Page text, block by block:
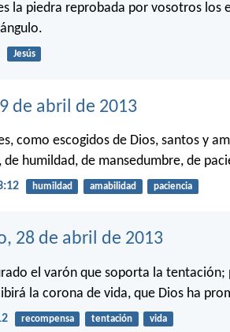
la piedra reprobada por vosotros los
Jesús
de abril de 2013
como escogidos de Dios, santos y
de humildad, de mansedumbre, de
humildad amabilidad paciencia
28 de abril de 2013
el varón que soporta la
la corona de vida, que Dios ha
recompensa tentación vida